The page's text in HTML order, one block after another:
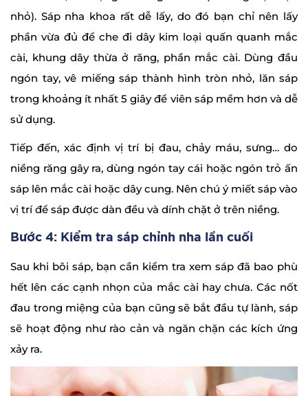
nhỏ). Sáp nha khoa rất dễ lấy, do đó bạn chỉ nên lấy
phần vừa đủ để che đi dây kim loại quấn quanh mắc
cài, khung dây thừa ở răng, phần mắc cài. Dùng đầu
ngón tay, vê miếng sáp thành hình tròn nhỏ, lăn sáp
trong khoảng ít nhất 5 giây để viên sáp mềm hơn và dễ
sử dụng.
Tiếp đến, xác định vị trí bị đau, chảy máu, sưng… do
niềng răng gây ra, dùng ngón tay cái hoặc ngón trỏ ấn
sáp lên mắc cài hoặc dây cung. Nên chú ý miết sáp vào
vị trí để sáp được dàn đều và dính chặt ở trên niềng.
Bước 4: Kiểm tra sáp chỉnh nha lần cuối
Sau khi bôi sáp, bạn cần kiểm tra xem sáp đã bao phù
hết lên các cạnh nhọn của mắc cài hay chưa. Các nốt
đau trong miệng của bạn cũng sẽ bắt đầu tự lành, sáp
sẽ hoạt động như rào cản và ngăn chặn các kích ứng
xảy ra.